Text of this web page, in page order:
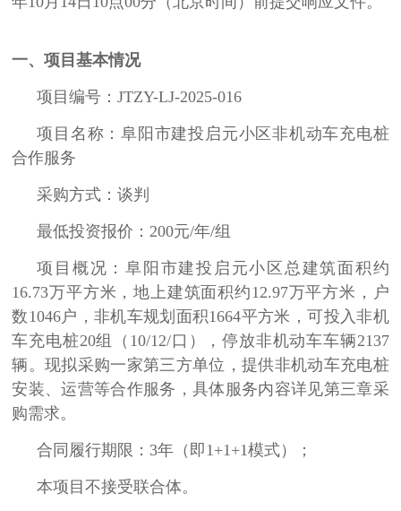
一、项目基本情况
项目编号：JTZY-LJ-2025-016
项目名称：阜阳市建投启元小区非机动车充电桩
合作服务
采购方式：谈判
最低投资报价：200元/年/组
项目概况 ：阜阳市建投启元小区总建筑面积约
16.73万平方米，地上建筑面积约12.97万平方米，户
数1046户， 非机车规划面积1664平方米，可投入非机
车充电桩20组（10/12/口），停放非机动车车辆2137
辆。现拟采购一家第三方单位，提供非机动车充电桩
安装、运营等合作服务，具体服务内容详见第三章采
购需求。
合同履行期限：3年（即1+1+1模式）；
本项目不接受联合体。